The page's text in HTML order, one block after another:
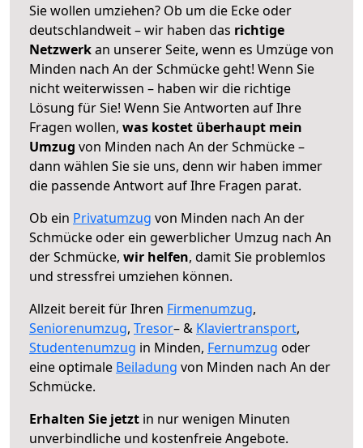
Sie wollen umziehen? Ob um die Ecke oder
deutschlandweit – wir haben das richtige
Netzwerkan unserer Seite, wenn es Umzüge von
Minden nach An der Schmücke geht! Wenn Sie
nicht weiterwissen – haben wir die richtige
Lösung für Sie! Wenn Sie Antworten auf Ihre
Fragen wollen, was kostet überhaupt mein
Umzug von Minden nach An der Schmücke –
dann wählen Sie sie uns, denn wir haben immer
die passende Antwort auf Ihre Fragen parat.
Ob ein Privatumzug von Minden nach An der
Schmücke oder ein gewerblicher Umzug nach An
der Schmücke, wir helfen, damit Sie problemlos
und stressfrei umziehen können.
Allzeit bereit für Ihren Firmenumzug,
Seniorenumzug, Tresor– & Klaviertransport,
Studentenumzug in Minden, Fernumzug oder
eine optimale Beiladung von Minden nach An der
Schmücke.
Erhalten Sie jetzt in nur wenigen Minuten
unverbindliche und kostenfreie Angebote.